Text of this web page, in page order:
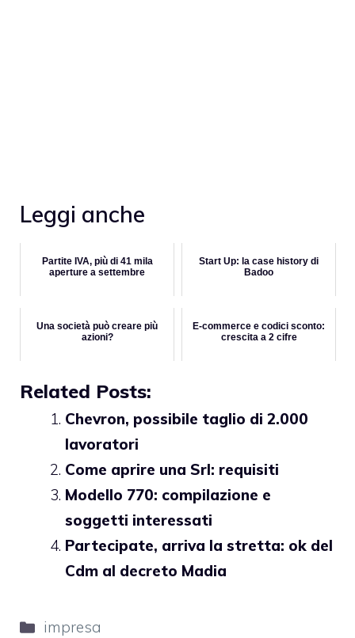
Leggi anche
Partite IVA, più di 41 mila
aperture a settembre
Start Up: la case history di
Badoo
Una società può creare più
azioni?
E-commerce e codici sconto:
crescita a 2 cifre
Related Posts:
Chevron, possibile taglio di 2.000
lavoratori
Come aprire una Srl: requisiti
Modello 770: compilazione e
soggetti interessati
Partecipate, arriva la stretta: ok del
Cdm al decreto Madia
Categorie
impresa